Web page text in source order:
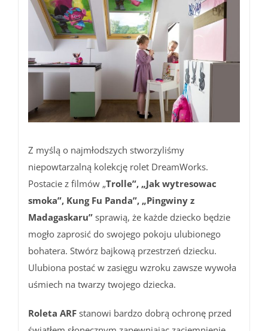
Z myślą o najmłodszych stworzyliśmy
niepowtarzalną kolekcję rolet DreamWorks.
Postacie z filmów „Trolle”, „Jak wytresowac
smoka”, Kung Fu Panda”, „Pingwiny z
Madagaskaru”sprawią, że każde dziecko będzie
mogło zaprosić do swojego pokoju ulubionego
bohatera. Stwórz bajkową przestrzeń dziecku.
Ulubiona postać w zasięgu wzroku zawsze wywoła
uśmiech na twarzy twojego dziecka.
Roleta ARFstanowi bardzo dobrą ochronę przed